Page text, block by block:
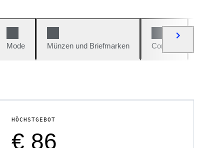
Mode Münzen und Briefmarken Comics
HÖCHSTGEBOT
€ 86